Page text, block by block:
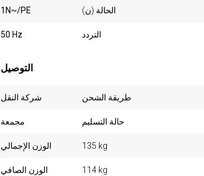
1N~/PE الحالة (ن)
50 Hz التردد
:التوصيل
شركة النقل طريقة الشحن
مجمعة حالة التسليم
الوزن الإجمالي 135 kg
الوزن الصافي 114 kg